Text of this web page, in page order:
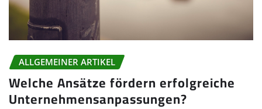
ALLGEMEINER ARTIKEL
Welche Ansätze fördern erfolgreiche
Unternehmensanpassungen?